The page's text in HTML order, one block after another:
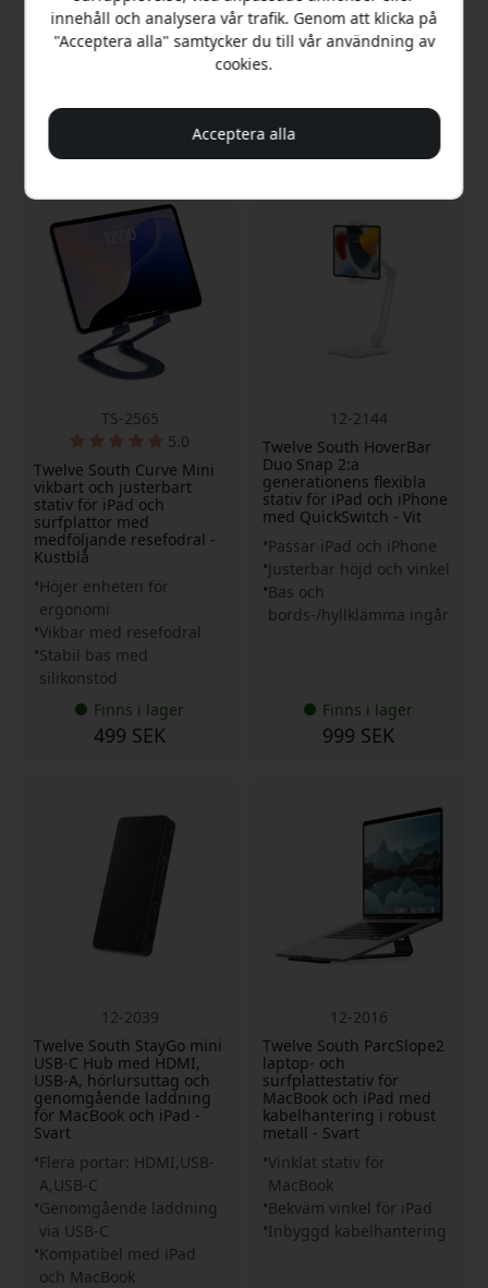
Flera handsfree-
betraktningsvinklar
Automatisk
Finns i lager
15cm
Vikbar med resefodral
Finns i lager
TS-2565
5.0
Twelve South Curve Mini
vikbart och justerbart
stativ för iPad och
surfplattor med
medföljande resefodral -
Kustblå
Höjer enheten för
ergonomi
Vikbar med resefodral
Stabil bas med
silikonstöd
Finns i lager
499 SEK
12-2144
Twelve South HoverBar
Duo Snap 2:a
generationens flexibla
stativ för iPad och iPhone
med QuickSwitch - Vit
Passar iPad och iPhone
Justerbar höjd och vinkel
Bas och
bords-/hyllklämma ingår
Finns i lager
999 SEK
12-2039
Twelve South StayGo mini
USB-C Hub med HDMI,
USB-A, hörlursuttag och
genomgående laddning
för MacBook och iPad -
Svart
Flera portar: HDMI,USB-
A,USB-C
Genomgående laddning
via USB-C
Kompatibel med iPad
och MacBook
12-2016
Twelve South ParcSlope2
laptop- och
surfplattestativ för
MacBook och iPad med
kabelhantering i robust
metall - Svart
Vinklat stativ för
MacBook
Bekväm vinkel för iPad
Inbyggd kabelhantering
innehåll och analysera vår trafik. Genom att klicka på
"Acceptera alla" samtycker du till vår användning av
cookies.
Acceptera alla